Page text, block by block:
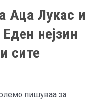
Аца Лукас и
нејзин
сите
пишуваа за